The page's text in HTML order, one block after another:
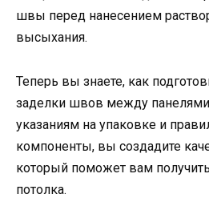
швы перед нанесением
высыхания.
Теперь вы знаете, как
заделки швов между панелями
указаниям на упаковке и
компоненты, вы создадите
который поможет вам
потолка.